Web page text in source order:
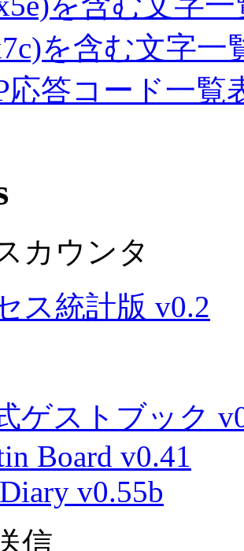
を含む文字一
応答コード一覧
カウンタ
ス統計版 v0.2
ゲストブック
Board v0.41
v0.55b
信